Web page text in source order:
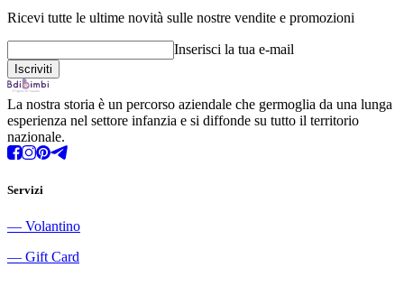
Ricevi tutte le ultime novità sulle nostre vendite e promozioni
Inserisci la tua e-mail
La nostra storia è un percorso aziendale che germoglia da una lunga
esperienza nel settore infanzia e si diffonde su tutto il territorio
nazionale.
Servizi
― Volantino
― Gift Card